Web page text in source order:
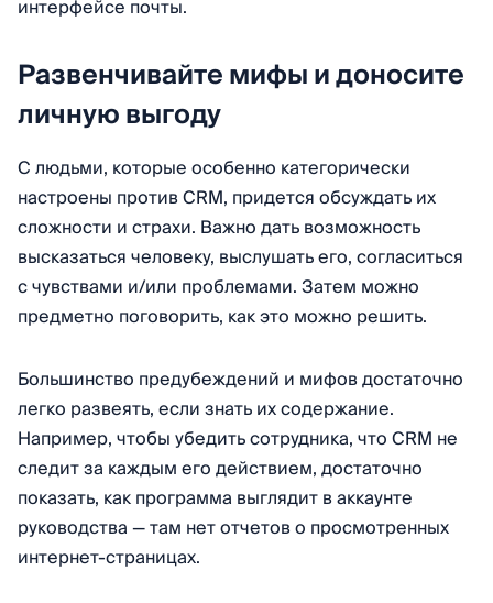
интерфейсе почты.
Развенчивайте мифы и доносите
личную выгоду
С людьми, которые особенно категорически
настроены против CRM, придется обсуждать их
сложности и страхи. Важно дать возможность
высказаться человеку, выслушать его, согласиться
с чувствами и/или проблемами. Затем можно
предметно поговорить, как это можно решить.
Большинство предубеждений и мифов достаточно
легко развеять, если знать их содержание.
Например, чтобы убедить сотрудника, что CRM не
следит за каждым его действием, достаточно
показать, как программа выглядит в аккаунте
руководства — там нет отчетов о просмотренных
интернет-страницах.